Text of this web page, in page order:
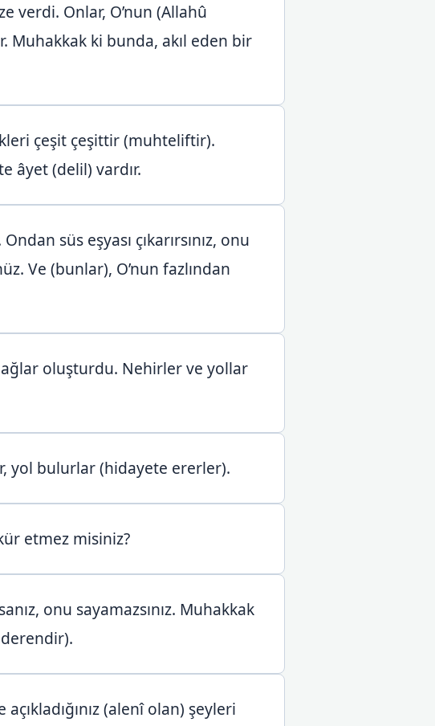
verdi. Onlar, O’nun (Allahû
Muhakkak ki bunda, akıl eden bir
çeşit çeşittir (muhteliftir).
âyet (delil) vardır.
süs eşyası çıkarırsınız, onu
Ve (bunlar), O’nun fazlından
oluşturdu. Nehirler ve yollar
yol bulurlar (hidayete ererler).
etmez misiniz?
onu sayamazsınız. Muhakkak
açıkladığınız (alenî olan) şeyleri